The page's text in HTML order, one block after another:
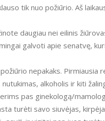
tik nuo požiūrio. Aš
daugiau nei eilinis
galvoti apie senatvę,
nepakaks. Pirmiausia
alkoholis ir kiti
pas ginekologą/
turėti savo siuvėjas,